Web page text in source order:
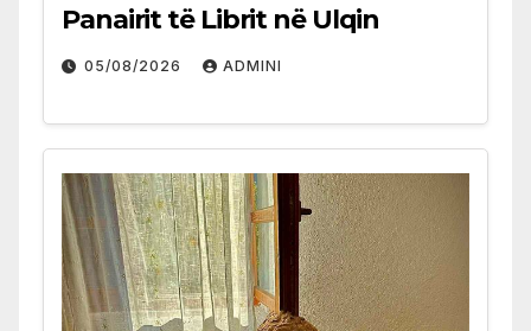
Panairit të Librit në Ulqin
05/08/2026 ADMINI